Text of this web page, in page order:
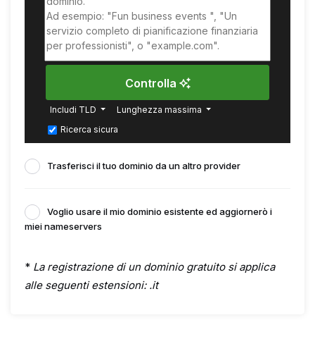
Controlla
Includi TLD
Lunghezza massima
Ricerca sicura
Trasferisci il tuo dominio da un altro provider
Voglio usare il mio dominio esistente ed aggiornerò i
miei nameservers
* La registrazione di un dominio gratuito si applica
alle seguenti estensioni: .it